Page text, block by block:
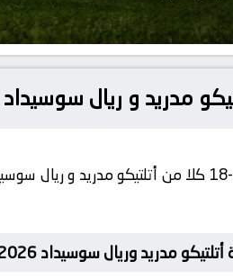
و ريال سوسيداد بتاريخ 2026-04-18
مدريد وريال سوسيداد 2026-04-18